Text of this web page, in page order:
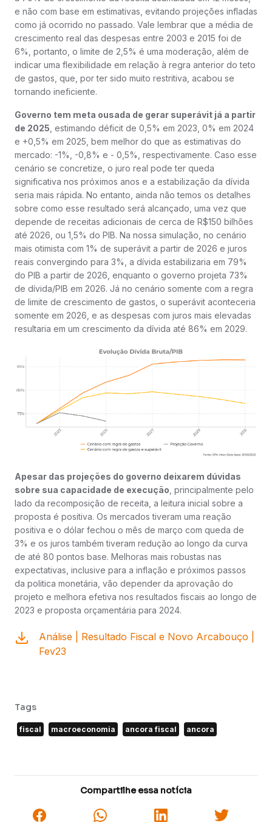
e não com base em estimativas, evitando projeções infladas
como já ocorrido no passado. Vale lembrar que a média de
crescimento real das despesas entre 2003 e 2015 foi de
6%, portanto, o limite de 2,5% é uma moderação, além de
indicar uma flexibilidade em relação à regra anterior do teto
de gastos, que, por ter sido muito restritiva, acabou se
tornando ineficiente.
Governo tem meta ousada de gerar superávit já a partir
de 2025 , estimando déficit de 0,5% em 2023, 0% em 2024
e +0,5% em 2025, bem melhor do que as estimativas do
mercado: -1%, -0,8% e - 0,5%, respectivamente. Caso esse
cenário se concretize, o juro real pode ter queda
significativa nos próximos anos e a estabilização da dívida
seria mais rápida. No entanto, ainda não temos os detalhes
sobre como esse resultado será alcançado, uma vez que
depende de receitas adicionais de cerca de R$150 bilhões
até 2026, ou 1,5% do PIB. Na nossa simulação, no cenário
mais otimista com 1% de superávit a partir de 2026 e juros
reais convergindo para 3%, a dívida estabilizaria em 79%
do PIB a partir de 2026, enquanto o governo projeta 73%
de dívida/PIB em 2026. Já no cenário somente com a regra
de limite de crescimento de gastos, o superávit aconteceria
somente em 2026, e as despesas com juros mais elevadas
resultaria em um crescimento da dívida até 86% em 2029.
Apesar das projeções do governo deixarem dúvidas
sobre sua capacidade de execução, principalmente pelo
lado da recomposição de receita, a leitura inicial sobre a
proposta é positiva. Os mercados tiveram uma reação
positiva e o dólar fechou o mês de março com queda de
3% e os juros também tiveram redução ao longo da curva
de até 80 pontos base. Melhoras mais robustas nas
expectativas, inclusive para a inflação e próximos passos
da politica monetária, vão depender da aprovação do
projeto e melhora efetiva nos resultados fiscais ao longo de
2023 e proposta orçamentária para 2024.
Análise | Resultado Fiscal e Novo Arcabouço |
Fev23
Tags
fiscal macroeconomia ancora fiscal ancora
Compartilhe essa notícia